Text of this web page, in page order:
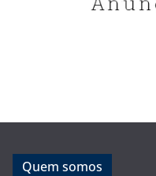
Quem somos